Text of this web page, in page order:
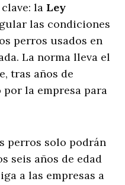
la Ley
las condiciones
perros usados en
La norma lleva el
tras años de
la empresa para
perros solo podrán
seis años de edad
a las empresas a